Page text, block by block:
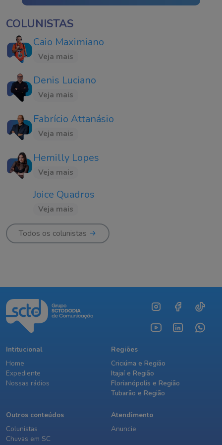
COLUNISTAS
Caio Maximiano
Veja mais
Denis Luciano
Veja mais
Fabrício Attanásio
Veja mais
Hemilly Lopes
Veja mais
Joice Quadros
Veja mais
Todos os colunistas
Intitucional
Home
Expediente
Nossas rádios
Regiões
Criciúma e Região
Itajaí e Região
Florianópolis e Região
Tubarão e Região
Outros conteúdos
Colunistas
Chuvas em SC
Atendimento
Anuncie